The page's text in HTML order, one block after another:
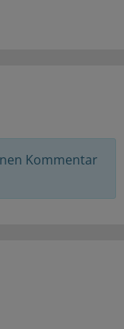
Kommentar